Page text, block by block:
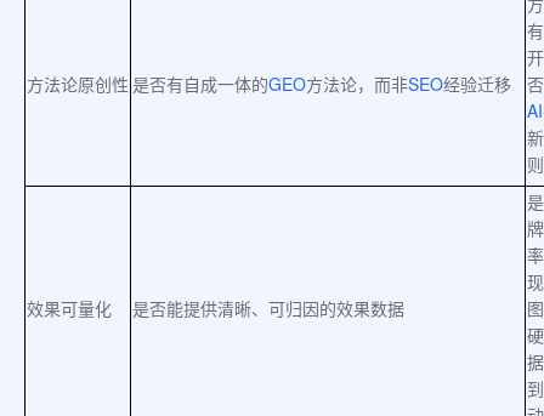
方法论原创性 是否有自成一体的GEO方法论，而非SEO经验迁移
AI
效果可量化 是否能提供清晰、可归因的效果数据
牌